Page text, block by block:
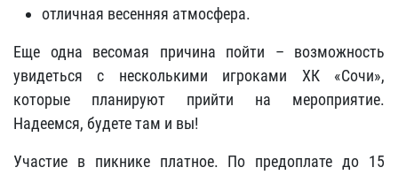
отличная весенняя атмосфера.
Еще одна весомая причина пойти – возможность
увидеться с несколькими игроками ХК «Сочи»,
которые планируют прийти на мероприятие.
Надеемся, будете там и вы!
Участие в пикнике платное. По предоплате до 15